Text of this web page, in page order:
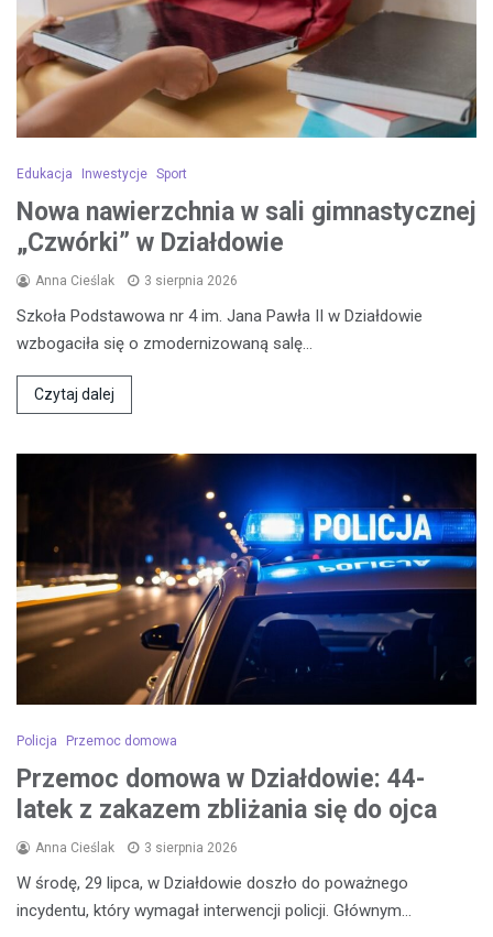
Edukacja Inwestycje Sport
Nowa nawierzchnia w sali gimnastycznej
„Czwórki” w Działdowie
Anna Cieślak 3 sierpnia 2026
Szkoła Podstawowa nr 4 im. Jana Pawła II w Działdowie
wzbogaciła się o zmodernizowaną salę…
Czytaj dalej
Policja Przemoc domowa
Przemoc domowa w Działdowie: 44-
latek z zakazem zbliżania się do ojca
Anna Cieślak 3 sierpnia 2026
W środę, 29 lipca, w Działdowie doszło do poważnego
incydentu, który wymagał interwencji policji. Głównym…